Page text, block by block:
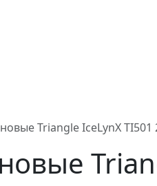
Triangle IceLynX TI501